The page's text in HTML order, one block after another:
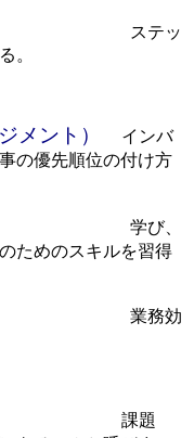
ステッ
。
ント）
インバ
の優先順位の付け方
学び、
ためのスキルを習得
業務効
課題